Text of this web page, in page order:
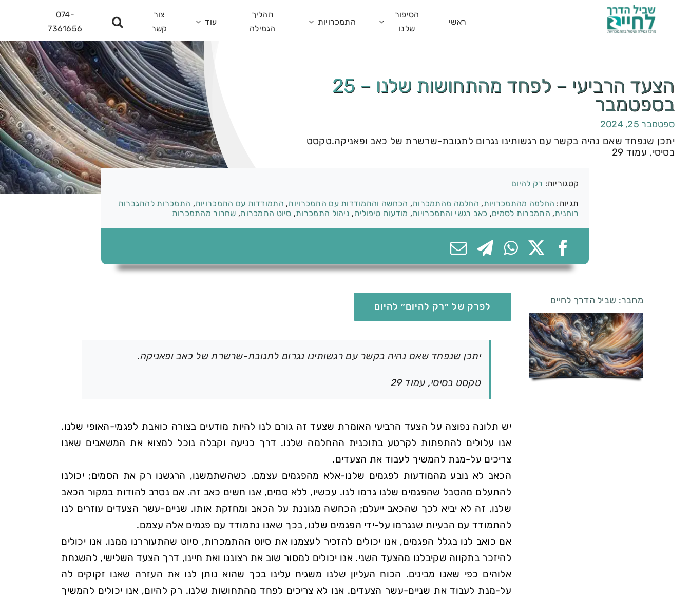
ראשי
הסיפור
שלנו
התמכרויות
תהליך
הגמילה
עוד
צור
קשר
074-
7361656
הצעד הרביעי – לפחד מהתחושות שלנו – 25
בספטמבר
ספטמבר 25, 2024
יתכן שנפחד שאם נהיה בקשר עם רגשותינו נגרום לתגובת-שרשרת של כאב ופאניקה.טקסט
בסיסי, עמוד 29
קטגוריות: רק להיום
תגיות: החלמה מהתמכרויות, החלמה מהתמכרות, הכחשה והתמודדות עם התמכרויות, התמודדות עם התמכרויות, התמכרות להתגברות
רוחנית, התמכרות לסמים, כאב רגשי והתמכרויות, מודעות טיפולית, ניהול התמכרות, סיוט התמכרות, שחרור מהתמכרות
מחבר: שביל הדרך לחיים
לפרק של ״רק להיום״ להיום
יתכן שנפחד שאם נהיה בקשר עם רגשותינו נגרום לתגובת-שרשרת של כאב ופאניקה.
טקסט בסיסי, עמוד 29
יש תלונה נפוצה על הצעד הרביעי האומרת שצעד זה גורם לנו להיות מודעים בצורה כואבת לפגמי-האופי שלנו.
אנו עלולים להתפתות לקרטע בתוכנית ההחלמה שלנו. דרך כניעה וקבלה נוכל למצוא את המשאבים שאנו
צריכים על-מנת להמשיך לעבוד את הצעדים.
הכאב לא נובע מהמודעות לפגמים שלנו-אלא מהפגמים עצמם. כשהשתמשנו, הרגשנו רק את הסמים; יכולנו
להתעלם מהסבל שהפגמים שלנו גרמו לנו. עכשיו, ללא סמים, אנו חשים כאב זה. אם נסרב להודות במקור הכאב
שלנו, זה לא יביא לכך שהכאב ייעלם; הכחשה מגוננת על הכאב ומחזקת אותו. שניים-עשר הצעדים עוזרים לנו
להתמודד עם הבעיות שנגרמו על-ידי הפגמים שלנו, בכך שאנו נתמודד עם פגמים אלה עצמם.
אם כואב לנו בגלל הפגמים, אנו יכולים להזכיר לעצמנו את סיוט ההתמכרות, סיוט שהתעוררנו ממנו. אנו יכולים
להיזכר בתקווה שקיבלנו מהצעד השני. אנו יכולים למסור שוב את רצוננו ואת חיינו, דרך הצעד השלישי, להשגחת
אלוהים כפי שאנו מבינים. הכוח העליון שלנו משגיח עלינו בכך שהוא נותן לנו את העזרה שאנו זקוקים לה
על-מנת לעבוד את שניים-עשר הצעדים. אנו לא צריכים לפחד מהתחושות שלנו. רק להיום, אנו יכולים להמשיך